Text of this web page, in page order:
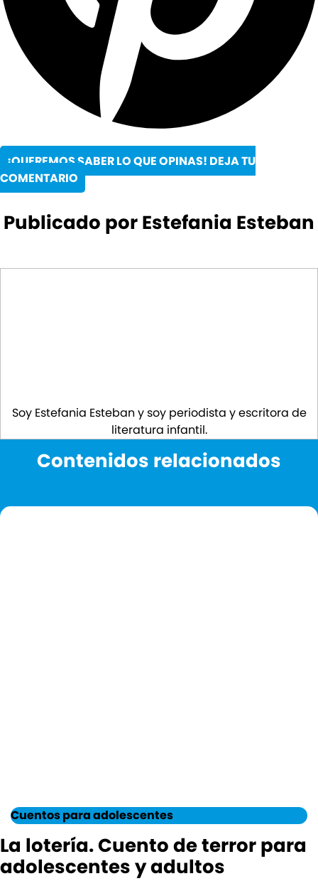
¡QUEREMOS SABER LO QUE OPINAS! DEJA TU
COMENTARIO
Publicado por Estefania Esteban
Soy Estefania Esteban y soy periodista y escritora de
literatura infantil.
Contenidos relacionados
Cuentos para adolescentes
La lotería. Cuento de terror para
adolescentes y adultos